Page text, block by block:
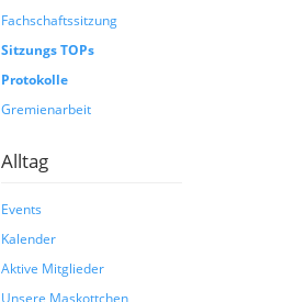
Fachschaftssitzung
Sitzungs TOPs
Protokolle
Gremienarbeit
Alltag
Events
Kalender
Aktive Mitglieder
Unsere Maskottchen